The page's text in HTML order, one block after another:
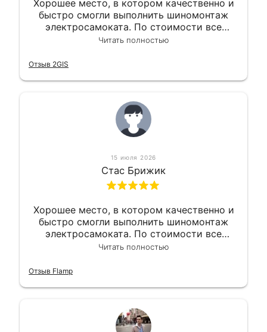
Хорошее место, в котором качественно и
быстро смогли выполнить шиномонтаж
электросамоката. По стоимости все
вышло вообще приемлемо хочу сказать.
Читать полностью
Отзыв 2GIS
15 июля 2026
Стас Брижик
Хорошее место, в котором качественно и
быстро смогли выполнить шиномонтаж
электросамоката. По стоимости все
вышло вообще приемлемо хочу сказать.
Читать полностью
Отзыв Flamp